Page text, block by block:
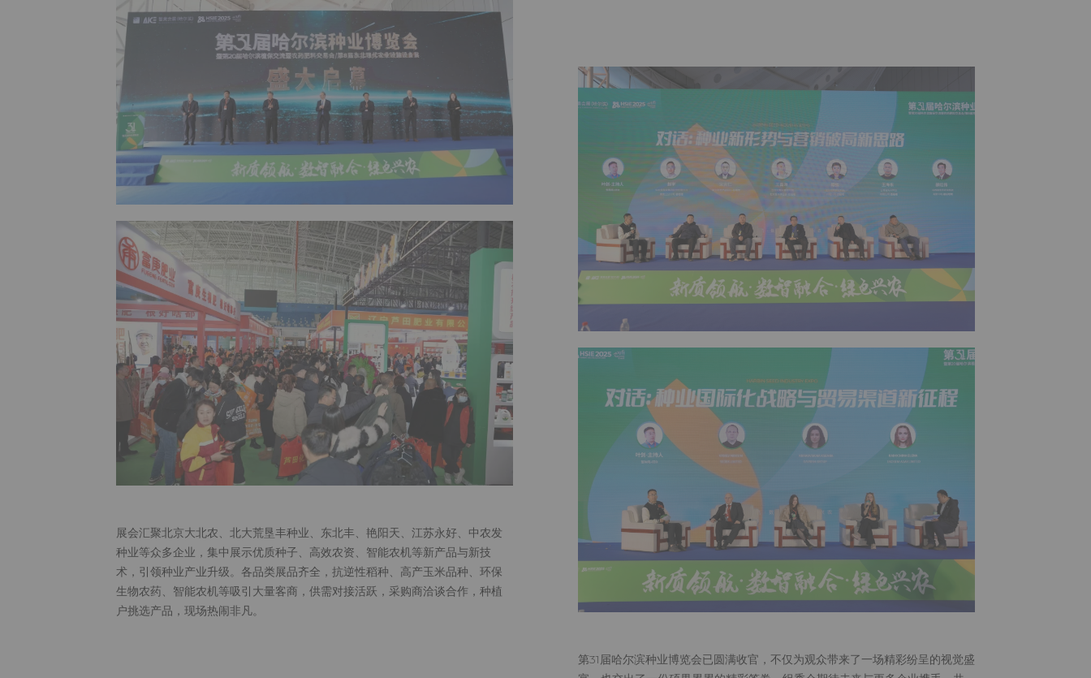
展会汇聚北京大北农、北大荒垦丰种业、东北丰、艳阳天、江苏永好、中农发
种业等众多企业，集中展示优质种子、高效农资、智能农机等新产品与新技
术，引领种业产业升级。各品类展品齐全，抗逆性稻种、高产玉米品种、环保
生物农药、智能农机等吸引大量客商，供需对接活跃，采购商洽谈合作，种植
户挑选产品，现场热闹非凡。​
第31届哈尔滨种业博览会已圆满收官，不仅为观众带来了一场精彩纷呈的视觉盛